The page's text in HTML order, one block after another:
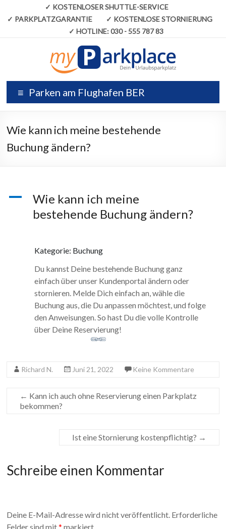
✓ KOSTENLOSER SHUTTLE-SERVICE
✓ PARKPLATZGARANTIE ✓ KOSTENLOSE STORNIERUNG
✓ HOTLINE:030 - 555 787 83
Parken am Flughafen BER
Wie kann ich meine bestehende
Buchung ändern?
A
Wie kann ich meine
bestehende Buchung ändern?
Kategorie: Buchung
Du kannst Deine bestehende Buchung ganz
einfach über unser Kundenportal ändern oder
stornieren. Melde Dich einfach an, wähle die
Buchung aus, die Du anpassen möchtest, und folge
den Anweisungen. So hast Du die volle Kontrolle
über Deine Reservierung!
Richard N. Juni 21, 2022 Keine Kommentare
← Kann ich auch ohne Reservierung einen Parkplatz
bekommen?
Ist eine Stornierung kostenpflichtig? →
Schreibe einen Kommentar
Deine E-Mail-Adresse wird nicht veröffentlicht. Erforderliche
Felder sind mit* markiert